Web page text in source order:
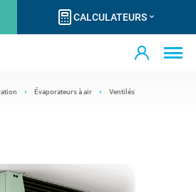
CALCULATEURS
Évaporateurs à air Ventilés